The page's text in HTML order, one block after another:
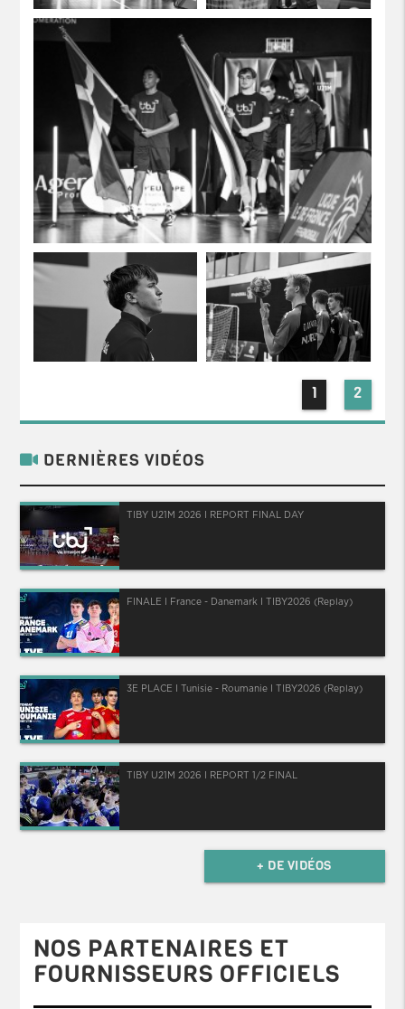
1 2
DERNIÈRES VIDÉOS
TIBY U21M 2026 I REPORT FINAL DAY
FINALE I France - Danemark I TIBY2026 (Replay)
3E PLACE I Tunisie - Roumanie I TIBY2026 (Replay)
TIBY U21M 2026 I REPORT 1/2 FINAL
+ DE VIDÉOS
NOS PARTENAIRES ET
FOURNISSEURS OFFICIELS